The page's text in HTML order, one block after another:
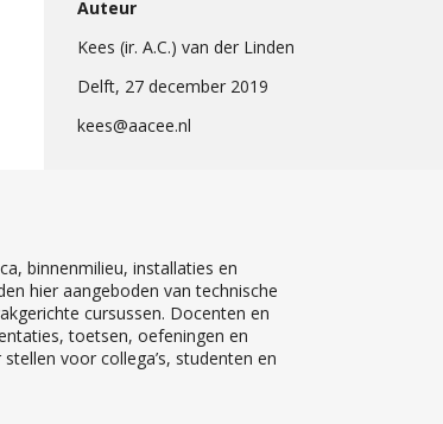
Auteur
Kees (ir. A.C.) van der Linden
Delft, 27 december 2019
kees@aacee.nl
binnenmilieu, installaties en
hier aangeboden van technische
cursussen. Docenten en
toetsen, oefeningen en
voor collega’s, studenten en